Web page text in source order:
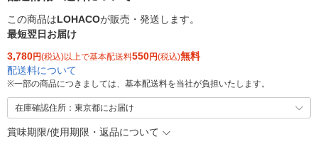
この商品はLOHACOが販売・発送します。
最短翌日お届け
3,780円(税込)以上で基本配送料550円(税込)無料
配送料について
※一部の商品につきましては、基本配送料を当社が負担いたします。
在庫確認住所：東京都にお届け
賞味期限/使用期限・返品について